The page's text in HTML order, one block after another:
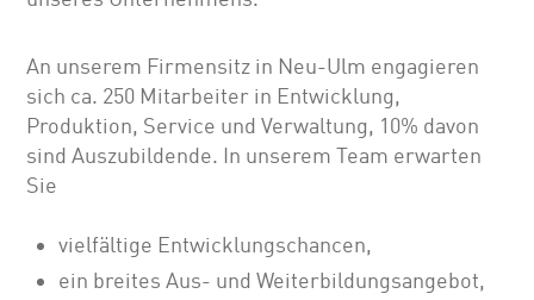
An unserem Firmensitz in Neu-Ulm engagieren
sich ca. 250 Mitarbeiter in Entwicklung,
Produktion, Service und Verwaltung, 10% davon
sind Auszubildende. In unserem Team erwarten
Sie
vielfältige Entwicklungschancen,
ein breites Aus- und Weiterbildungsangebot,